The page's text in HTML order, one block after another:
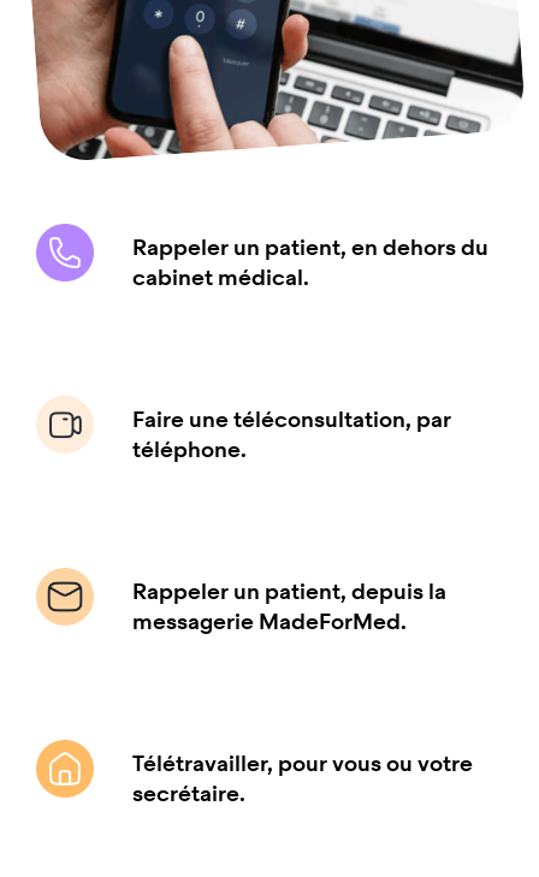
Rappeler un patient, en dehors du
cabinet médical.
Faire une téléconsultation, par
téléphone.
Rappeler un patient, depuis la
messagerie MadeForMed.
Télétravailler, pour vous ou votre
secrétaire.